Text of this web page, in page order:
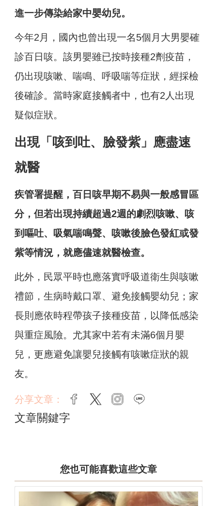
進一步傳染給家中嬰幼兒。
今年2月，國內也曾出現一名5個月大男嬰確
診百日咳。該男嬰雖已按時接種2劑疫苗，
仍出現咳嗽、喘鳴、呼吸喘等症狀，經採檢
後確診。當時家庭接觸者中，也有2人出現
疑似症狀。
出現「咳到吐、臉發紫」應盡速
就醫
疾管署提醒，百日咳早期不易與一般感冒區
分，但若出現持續超過2週的劇烈咳嗽、咳
到嘔吐、吸氣喘鳴聲、咳嗽後臉色發紅或發
紫等情況，就應儘速就醫檢查。
此外，民眾平時也應落實呼吸道衛生與咳嗽
禮節，生病時戴口罩、避免接觸嬰幼兒；家
長則應依時程帶孩子接種疫苗，以降低感染
與重症風險。尤其家中若有未滿6個月嬰
兒，更應避免讓嬰兒接觸有咳嗽症狀的親
友。
分享文章： facebook
twitter instagram
文章關鍵字
您也可能喜歡這些文章